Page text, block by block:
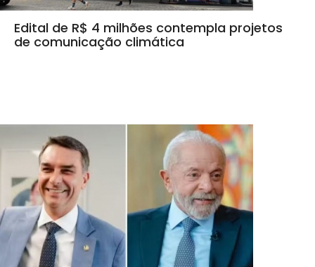
Edital de R$ 4 milhões contempla projetos
de comunicação climática